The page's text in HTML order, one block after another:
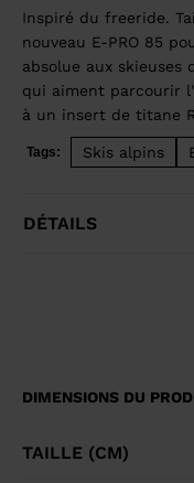
Inspiré du freeride.
nouveau E-PRO 85
absolue aux skieuses
qui aiment parcourir
à un insert de titane
Hybrid Core
qui garantit une
bien dans les grands
Tags: Skis alpins
DÉTAILS
DIMENSIONS DU
TAILLE (CM)